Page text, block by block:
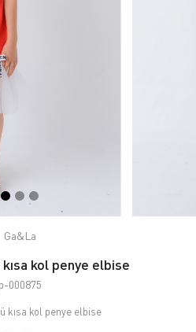
Ga&La
kol penye elbise
p-000875
kısa kol penye elbise